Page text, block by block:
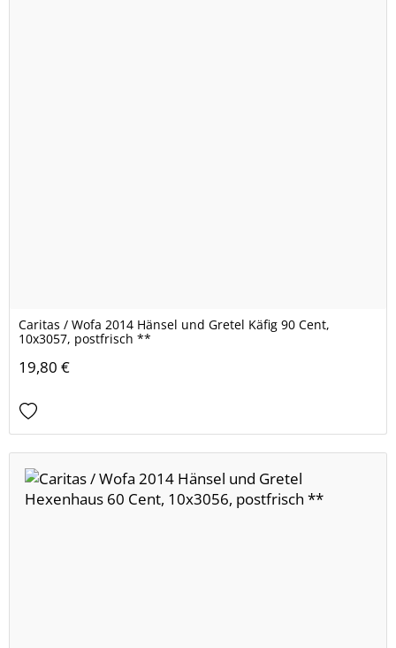
Caritas / Wofa 2014 Hänsel und Gretel Käfig 90 Cent,
10x3057, postfrisch **
19,80 €